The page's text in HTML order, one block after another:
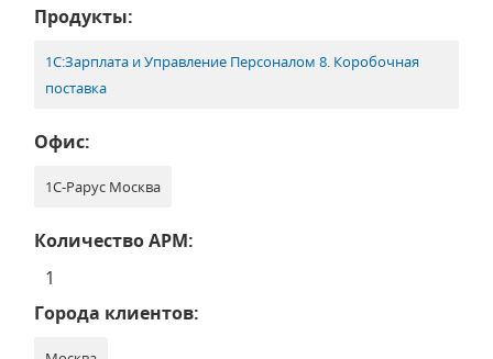
Продукты:
1С:Зарплата и Управление Персоналом 8. Коробочная
поставка
Офис:
1С-Рарус Москва
Количество АРМ:
1
Города клиентов: